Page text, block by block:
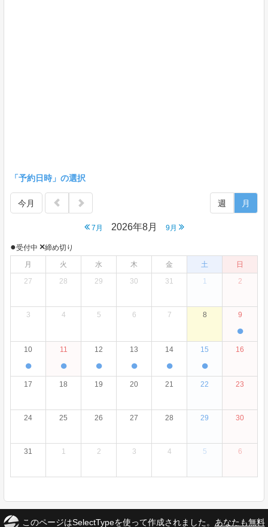
「予約日時」の選択
今月
7月 2026年8月 9月
週 月
●受付中 ×締め切り
月
火 水 木 金 土
日
27
28 29 30 31 1 2
3 4 5 6 7 8 9
●
10
●
11
●
12
●
13
●
14
●
15
●
16
17 18 19 20 21 22 23
24 25 26 27 28 29 30
31 1 2 3 4 5 6
このページはSelectTypeを使って作成されました。 あなたも無料